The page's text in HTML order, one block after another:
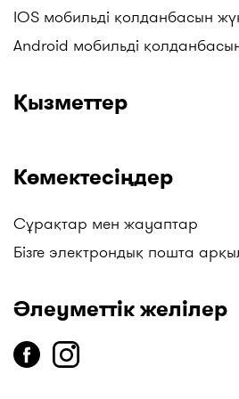
дәріханалары, "Salamat"
(Төмен Баға Дәріханалары),
IOS мобильді қолданбасын
Android мобильді
Қызметтер
Көмектесіңдер
Сұрақтар мен жауаптар
Бізге электрондық пошта
Әлеуметтік желілер